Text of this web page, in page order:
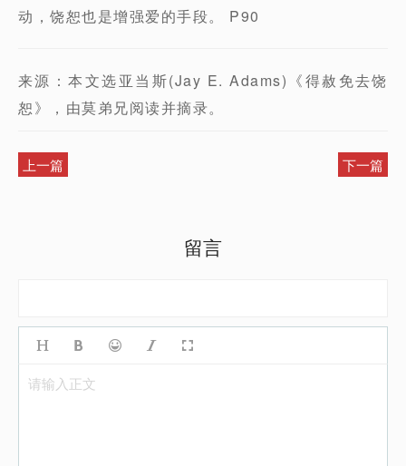
动，饶恕也是增强爱的手段。 P90
来源：本文选亚当斯(Jay E. Adams)《得赦免去饶
恕》，由莫弟兄阅读并摘录。
上一篇 下一篇
留言
请输入正文